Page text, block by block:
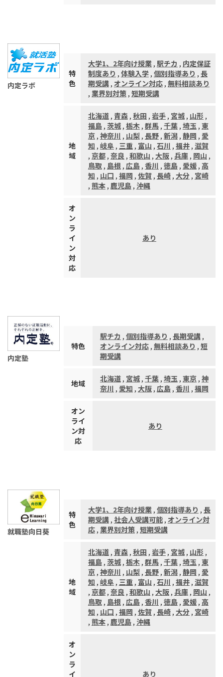
内定ラボ
特
色
大学1、2年向け授業, 駅チカ , 内定保証
制度あり , 体験入学, 個別指導あり , 長
期受講, オンライン対応, 無料相談あり
, 業界別対策, 短期受講
地
域
北海道, 青森, 秋田 , 岩手, 宮城, 山形 ,
福島, 茨城, 栃木, 群馬, 千葉, 埼玉 , 東
京 , 神奈川 , 山梨, 長野, 新潟, 静岡 , 愛
知 , 岐阜, 三重, 富山 , 石川 , 福井, 滋賀
, 京都, 奈良 , 和歌山 , 大阪, 兵庫, 岡山 ,
鳥取 , 島根, 広島, 香川 , 徳島, 愛媛, 高
知 , 山口 , 福岡 , 佐賀 , 長崎, 大分, 宮崎
, 熊本, 鹿児島, 沖縄
オ
ン
ラ
イ
ン
対
応
あり
内定塾
特色
駅チカ , 個別指導あり , 長期受講,
オンライン対応, 無料相談あり , 短
期受講
地域 北海道, 宮城, 千葉, 埼玉, 東京, 神
奈川 , 愛知 , 大阪, 広島, 香川 , 福岡
オン
ライ
ン対
応
あり
就職塾向日葵
特
色
大学1、2年向け授業, 個別指導あり , 長
期受講, 社会人受講可能, オンライン対
応, 業界別対策, 短期受講
地
域
北海道, 青森, 秋田 , 岩手, 宮城, 山形 ,
福島, 茨城, 栃木, 群馬, 千葉, 埼玉, 東
京, 神奈川 , 山梨, 長野, 新潟, 静岡 , 愛
知 , 岐阜, 三重, 富山 , 石川 , 福井, 滋賀
, 京都, 奈良 , 和歌山 , 大阪, 兵庫, 岡山 ,
鳥取, 島根, 広島, 香川 , 徳島, 愛媛, 高
知 , 山口 , 福岡 , 佐賀 , 長崎, 大分, 宮崎
, 熊本, 鹿児島, 沖縄
オ
ン
ラ
イ
あり